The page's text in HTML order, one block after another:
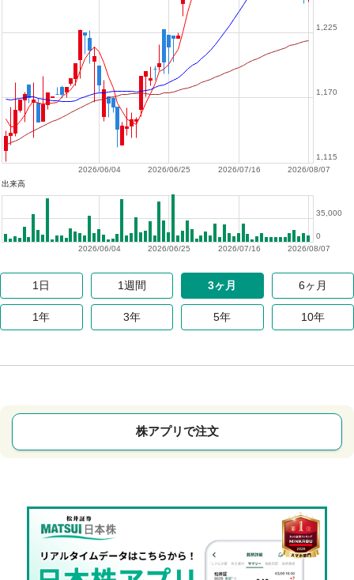
2026/08/07
2026/07/16
2026/06/25
2026/06/04
1,115
1,170
1,225
出来高
2026/08/07
2026/07/16
2026/06/25
2026/06/04
0
35,000
1日 1週間 3ヶ月 6ヶ月
1年 3年 5年 10年
株アプリで注文